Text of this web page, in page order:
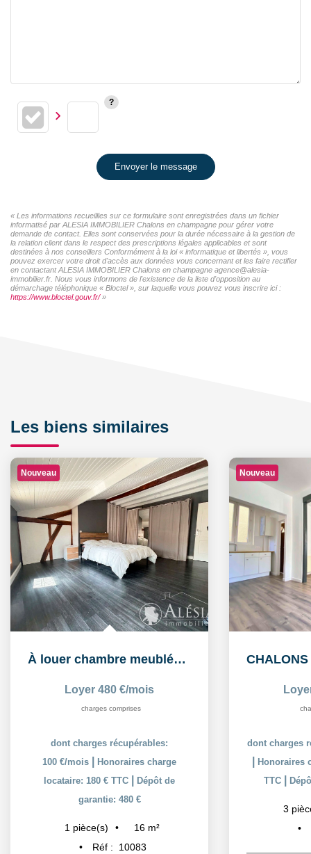
Envoyer le message
« Les informations recueillies sur ce formulaire sont enregistrées dans un fichier
informatisé par ALESIA IMMOBILIER Chalons en champagne pour gérer votre
demande de contact. Elles sont conservées pour la durée nécessaire à la gestion de
la relation client dans le respect des prescriptions légales applicables et sont
destinées à nos conseillers Conformément à la loi « informatique et libertés », vous
pouvez exercer votre droit d'accès aux données vous concernant et les faire rectifier
en contactant ALESIA IMMOBILIER Chalons en champagne agence@alesia-
immobilier.fr. Nous vous informons de l'existence de la liste d'opposition au
démarchage téléphonique « Bloctel », sur laquelle vous pouvez vous inscrire ici :
https://www.bloctel.gouv.fr/»
Les biens similaires
Nouveau
À louer chambre meublée de 16,26 m² dans un logement...
Loyer 480 €/mois
charges comprises
dont charges récupérables:
100 €/mois
Honoraires charge
locataire: 180 € TTC
Dépôt de
garantie: 480 €
1 pièce(s) 16 m²
Réf :
10083
Nouveau
dont charges
Honoraires
TTC
3